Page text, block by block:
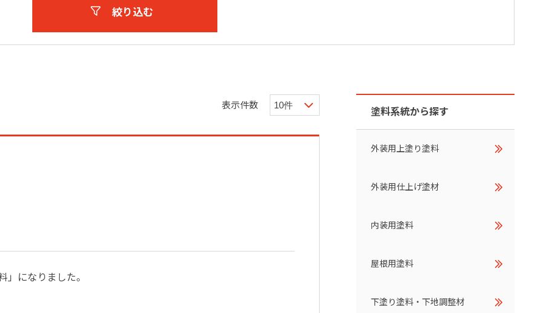
絞り込む
表示件数
」になりました。
塗料系統から探す
外装用上塗り塗料
外装用仕上げ塗材
内装用塗料
屋根用塗料
下塗り塗料・下地調整材